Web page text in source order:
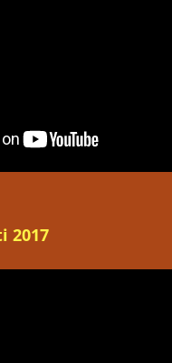
2017